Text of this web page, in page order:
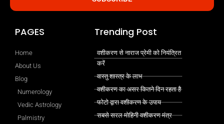
PAGES
Home
About Us
Blog
Numerology
Vedic Astrology
Palmistry
Trending Post
वशीकरण से नाराज प्रेमी को नियंत्रित
करें
वास्तु शास्त्र के लाभ
वशीकरण का असर कितने दिन रहता है
फोटो द्वारा वशीकरण के उपाय
सबसे सरल मोहिनी वशीकरण मंत्र